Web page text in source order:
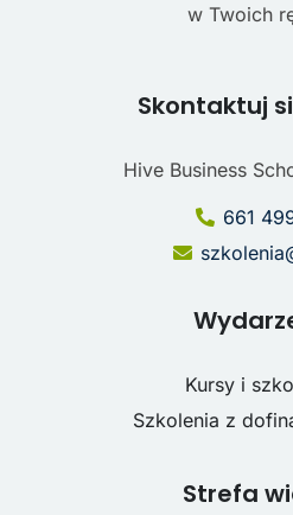
w Twoich
Skontaktuj
Hive Business
661
Kursy i
Szkolenia z
Strefa